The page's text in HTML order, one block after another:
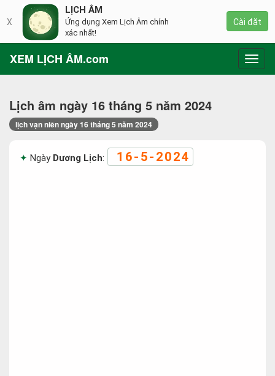
XEM LỊCH ÂM.com
Lịch âm ngày 16 tháng 5 năm 2024
lịch vạn niên ngày 16 tháng 5 năm 2024
Ngày Dương Lịch: 16-5-2024
X
LỊCH ÂM
Ứng dụng Xem Lịch Âm chính
xác nhất!
Cài đặt